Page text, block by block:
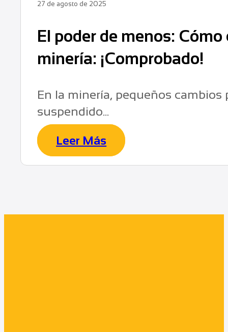
27 de agosto de 2025
El poder de menos:
minería: ¡Comprobado!
En la minería, pequeños
suspendido...
Leer Más